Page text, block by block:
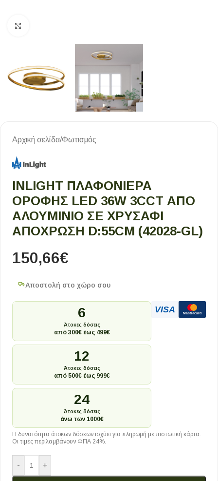
Αρχική σελίδα/Φωτισμός
INLIGHT ΠΛΑΦΟΝΙΈΡΑ
ΟΡΟΦΉΣ LED 36W 3CCT ΑΠΌ
ΑΛΟΥΜΊΝΙΟ ΣΕ ΧΡΥΣΑΦΊ
ΑΠΌΧΡΩΣΗ D:55CM (42028-GL)
150,66€
Αποστολή στο χώρο σου
6
Άτοκες δόσεις
από 300€ έως 499€
12
Άτοκες δόσεις
από 500€ έως 999€
24
Άτοκες δόσεις
άνω των 1000€
VISA Mastercard
Η δυνατότητα άτοκων δόσεων ισχύει για πληρωμή με πιστωτική κάρτα.
Οι τιμές περιλαμβάνουν ΦΠΑ 24%.
- +